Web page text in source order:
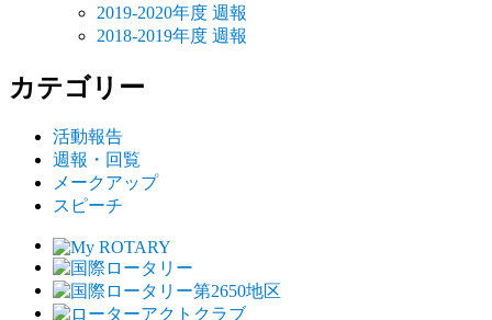
2019-2020年度 週報
2018-2019年度 週報
カテゴリー
活動報告
週報・回覧
メークアップ
スピーチ